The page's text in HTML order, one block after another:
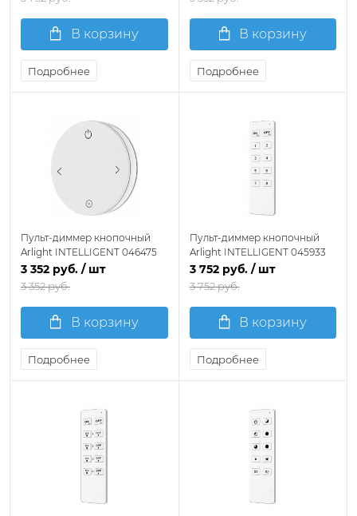
В корзину
Подробнее
В корзину
Подробнее
Пульт-диммер кнопочный
Arlight INTELLIGENT 046475
3 352 руб. / шт
3 352 руб.
В корзину
Подробнее
Пульт-диммер кнопочный
Arlight INTELLIGENT 045933
3 752 руб. / шт
3 752 руб.
В корзину
Подробнее